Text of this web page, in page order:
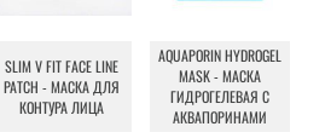
SLIM V FIT FACE LINE
PATCH - МАСКА ДЛЯ
КОНТУРА ЛИЦА
AQUAPORIN HYDROGEL
MASK - МАСКА
ГИДРОГЕЛЕВАЯ С
АКВАПОРИНАМИ